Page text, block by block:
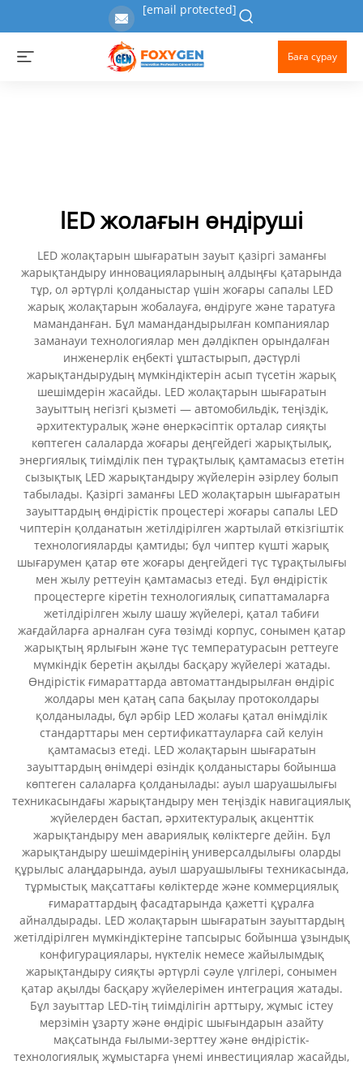
[email protected]
Баға сұрау
lED жолағын өндіруші
LED жолақтарын шығаратын зауыт қазіргі заманғы
жарықтандыру инновацияларының алдыңғы қатарында
тұр, ол әртүрлі қолданыстар үшін жоғары сапалы LED
жарық жолақтарын жобалауға, өндіруге және таратуға
маманданған. Бұл мамандандырылған компаниялар
заманауи технологиялар мен дәлдікпен орындалған
инженерлік еңбекті ұштастырып, дәстүрлі
жарықтандырудың мүмкіндіктерін асып түсетін жарық
шешімдерін жасайды. LED жолақтарын шығаратын
зауыттың негізгі қызметі — автомобильдік, теңіздік,
әрхитектуралық және өнеркәсіптік орталар сияқты
көптеген салаларда жоғары деңгейдегі жарықтылық,
энергиялық тиімділік пен тұрақтылық қамтамасыз ететін
сызықтық LED жарықтандыру жүйелерін әзірлеу болып
табылады. Қазіргі заманғы LED жолақтарын шығаратын
зауыттардың өндірістік процестері жоғары сапалы LED
чиптерін қолданатын жетілдірілген жартылай өткізгіштік
технологияларды қамтиды; бұл чиптер күшті жарық
шығарумен қатар өте жоғары деңгейдегі түс тұрақтылығы
мен жылу реттеуін қамтамасыз етеді. Бұл өндірістік
процестерге кіретін технологиялық сипаттамаларға
жетілдірілген жылу шашу жүйелері, қатал табиғи
жағдайларға арналған суға төзімді корпус, сонымен қатар
жарықтың ярлығын және түс температурасын реттеуге
мүмкіндік беретін ақылды басқару жүйелері жатады.
Өндірістік ғимараттарда автоматтандырылған өндіріс
жолдары мен қатаң сапа бақылау протоколдары
қолданылады, бұл әрбір LED жолағы қатал өнімділік
стандарттары мен сертификаттауларға сай келуін
қамтамасыз етеді. LED жолақтарын шығаратын
зауыттардың өнімдері өзіндік қолданыстары бойынша
көптеген салаларға қолданылады: ауыл шаруашылығы
техникасындағы жарықтандыру мен теңіздік навигациялық
жүйелерден бастап, әрхитектуралық акценттік
жарықтандыру мен авариялық көліктерге дейін. Бұл
жарықтандыру шешімдерінің универсалдылығы оларды
құрылыс алаңдарында, ауыл шаруашылығы техникасында,
тұрмыстық мақсаттағы көліктерде және коммерциялық
ғимараттардың фасадтарында қажетті құралға
айналдырады. LED жолақтарын шығаратын зауыттардың
жетілдірілген мүмкіндіктеріне тапсырыс бойынша ұзындық
конфигурациялары, нүктелік немесе жайылымдық
жарықтандыру сияқты әртүрлі сәуле үлгілері, сонымен
қатар ақылды басқару жүйелерімен интеграция жатады.
Бұл зауыттар LED-тің тиімділігін арттыру, жұмыс істеу
мерзімін ұзарту және өндіріс шығындарын азайту
мақсатында ғылыми-зерттеу және өндірістік-
технологиялық жұмыстарға үнемі инвестициялар жасайды,